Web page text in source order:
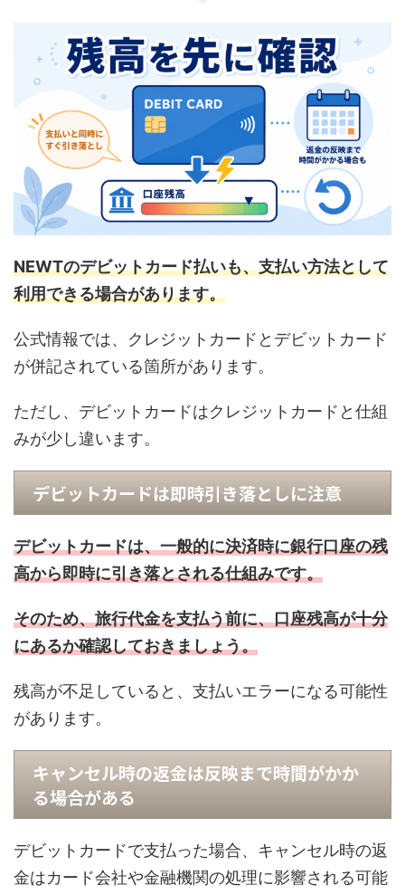
NEWTのデビットカード払いも、支払い方法として
利用できる場合があります。
公式情報では、クレジットカードとデビットカード
が併記されている箇所があります。
ただし、デビットカードはクレジットカードと仕組
みが少し違います。
デビットカードは即時引き落としに注意
デビットカードは、一般的に決済時に銀行口座の残
高から即時に引き落とされる仕組みです。
そのため、旅行代金を支払う前に、口座残高が十分
にあるか確認しておきましょう。
残高が不足していると、支払いエラーになる可能性
があります。
キャンセル時の返金は反映まで時間がかか
る場合がある
デビットカードで支払った場合、キャンセル時の返
金はカード会社や金融機関の処理に影響される可能